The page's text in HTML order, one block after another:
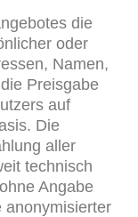
die
oder
Namen,
Preisgabe
auf
Die
aller
technisch
Angabe
anonymisierter